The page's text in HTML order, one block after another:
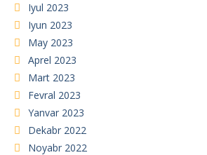
Iyul 2023
Iyun 2023
May 2023
Aprel 2023
Mart 2023
Fevral 2023
Yanvar 2023
Dekabr 2022
Noyabr 2022